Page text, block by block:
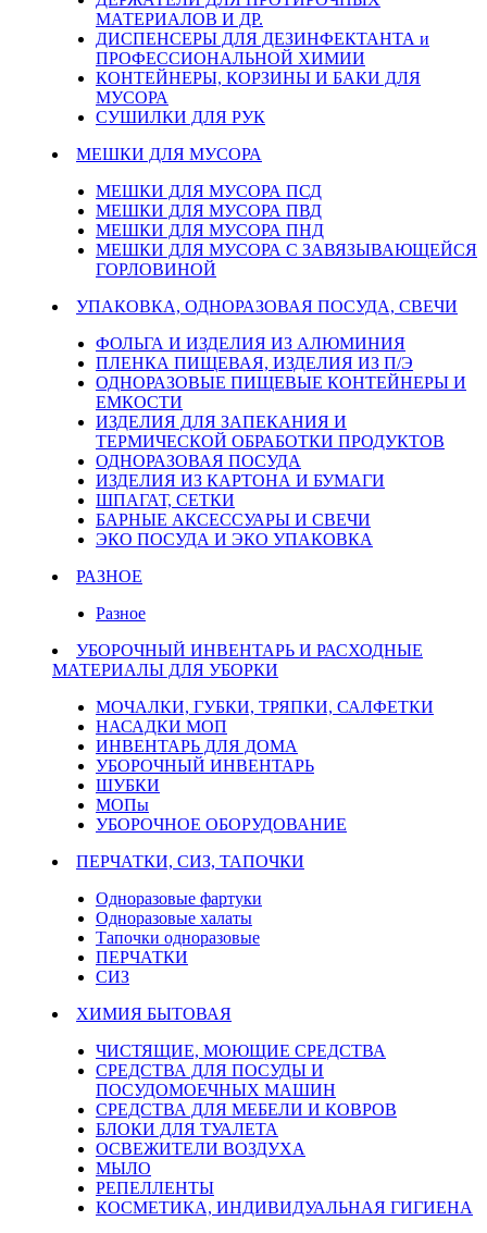
МАТЕРИАЛОВ И ДР.
ДИСПЕНСЕРЫ ДЛЯ ДЕЗИНФЕКТАНТА и
ПРОФЕССИОНАЛЬНОЙ ХИМИИ
КОНТЕЙНЕРЫ, КОРЗИНЫ И БАКИ ДЛЯ
МУСОРА
СУШИЛКИ ДЛЯ РУК
МЕШКИ ДЛЯ МУСОРА
МЕШКИ ДЛЯ МУСОРА ПСД
МЕШКИ ДЛЯ МУСОРА ПВД
МЕШКИ ДЛЯ МУСОРА ПНД
МЕШКИ ДЛЯ МУСОРА С ЗАВЯЗЫВАЮЩЕЙСЯ
ГОРЛОВИНОЙ
УПАКОВКА, ОДНОРАЗОВАЯ ПОСУДА, СВЕЧИ
ФОЛЬГА И ИЗДЕЛИЯ ИЗ АЛЮМИНИЯ
ПЛЕНКА ПИЩЕВАЯ, ИЗДЕЛИЯ ИЗ П/Э
ОДНОРАЗОВЫЕ ПИЩЕВЫЕ КОНТЕЙНЕРЫ И
ЕМКОСТИ
ИЗДЕЛИЯ ДЛЯ ЗАПЕКАНИЯ И
ТЕРМИЧЕСКОЙ ОБРАБОТКИ ПРОДУКТОВ
ОДНОРАЗОВАЯ ПОСУДА
ИЗДЕЛИЯ ИЗ КАРТОНА И БУМАГИ
ШПАГАТ, СЕТКИ
БАРНЫЕ АКСЕССУАРЫ И СВЕЧИ
ЭКО ПОСУДА И ЭКО УПАКОВКА
РАЗНОЕ
Разное
УБОРОЧНЫЙ ИНВЕНТАРЬ И РАСХОДНЫЕ
МАТЕРИАЛЫ ДЛЯ УБОРКИ
МОЧАЛКИ, ГУБКИ, ТРЯПКИ, САЛФЕТКИ
НАСАДКИ МОП
ИНВЕНТАРЬ ДЛЯ ДОМА
УБОРОЧНЫЙ ИНВЕНТАРЬ
ШУБКИ
МОПы
УБОРОЧНОЕ ОБОРУДОВАНИЕ
ПЕРЧАТКИ, СИЗ, ТАПОЧКИ
Одноразовые фартуки
Одноразовые халаты
Тапочки одноразовые
ПЕРЧАТКИ
СИЗ
ХИМИЯ БЫТОВАЯ
ЧИСТЯЩИЕ, МОЮЩИЕ СРЕДСТВА
СРЕДСТВА ДЛЯ ПОСУДЫ И
ПОСУДОМОЕЧНЫХ МАШИН
СРЕДСТВА ДЛЯ МЕБЕЛИ И КОВРОВ
БЛОКИ ДЛЯ ТУАЛЕТА
ОСВЕЖИТЕЛИ ВОЗДУХА
МЫЛО
РЕПЕЛЛЕНТЫ
КОСМЕТИКА, ИНДИВИДУАЛЬНАЯ ГИГИЕНА